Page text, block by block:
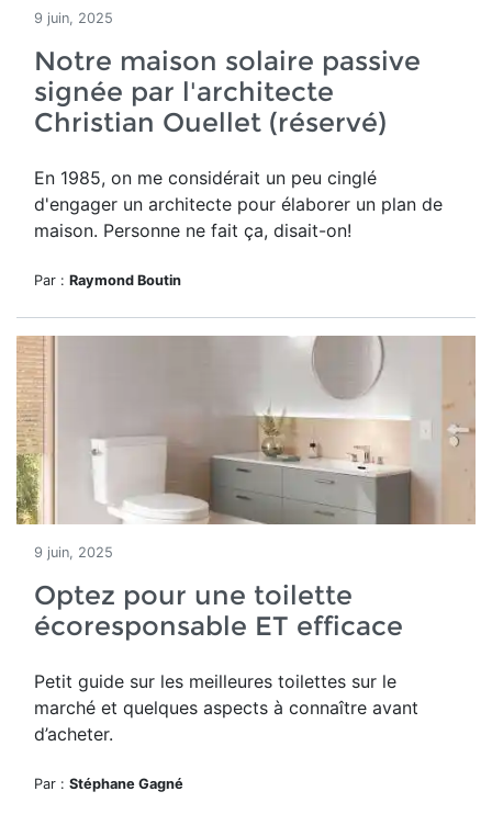
9 juin, 2025
Notre maison solaire passive
signée par l'architecte
Christian Ouellet (réservé)
En 1985, on me considérait un peu cinglé
d'engager un architecte pour élaborer un plan de
maison. Personne ne fait ça, disait-on!
Par : Raymond Boutin
9 juin, 2025
Optez pour une toilette
écoresponsable ET efficace
Petit guide sur les meilleures toilettes sur le
marché et quelques aspects à connaître avant
d’acheter.
Par : Stéphane Gagné